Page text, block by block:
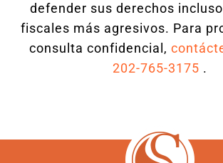
defender sus derechos
fiscales más agresivos. Para
consulta confidencial,
202-765-3175 .